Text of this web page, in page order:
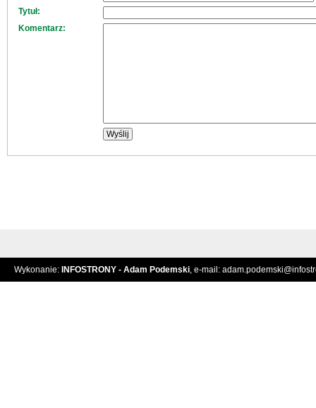
Tytuł:
Komentarz:
Wykonanie: INFOSTRONY - Adam Podemski, e-mail: